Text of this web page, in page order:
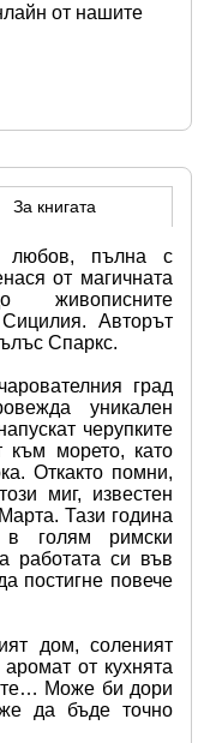
от нашите
За книгата
любов, пълна с
от магичната
Авторът
Спаркс.
град
уникален
черупките
към морето, като
Откакто помни,
миг, известен
Тази година
голям римски
работата си във
постигне повече
дом, соленият
от кухнята
Може би дори
да бъде точно